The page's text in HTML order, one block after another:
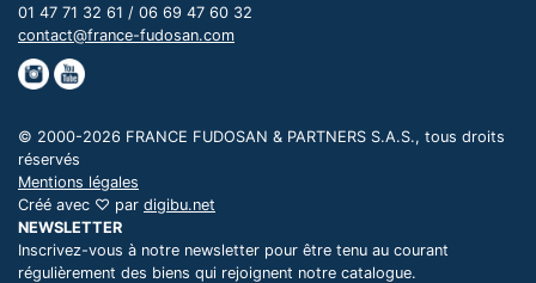
01 47 71 32 61 / 06 69 47 60 32
contact@france-fudosan.com
© 2000-2026 FRANCE FUDOSAN & PARTNERS S.A.S., tous droits
réservés
Mentions légales
Créé avec ♡ par digibu.net
NEWSLETTER
Inscrivez-vous à notre newsletter pour être tenu au courant
régulièrement des biens qui rejoignent notre catalogue.